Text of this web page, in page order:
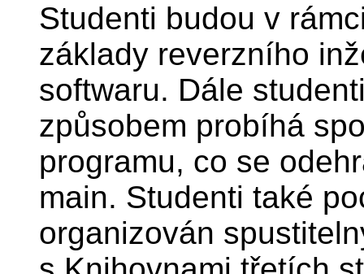
Studenti budou v
základy reverzního
softwaru. Dále
způsobem probíhá
programu, co se
main. Studenti také
organizován